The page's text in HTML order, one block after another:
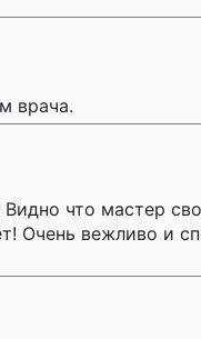
врача.
что мастер
Очень вежливо и